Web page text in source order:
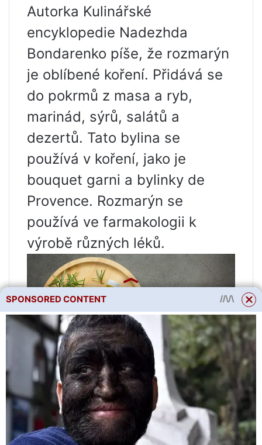
Autorka Kulinářské
encyklopedie Nadezhda
Bondarenko píše, že rozmarýn
je oblíbené koření. Přidává se
do pokrmů z masa a ryb,
marinád, sýrů, salátů a
dezertů. Tato bylina se
používá v koření, jako je
bouquet garni a bylinky de
Provence. Rozmarýn se
používá ve farmakologii k
výrobě různých léků.
Chcete-li pěstovat rozmarýn
doma, dodržujte tato pravidla:
Sázejte semena pro sazenice v
SPONSORED CONTENT